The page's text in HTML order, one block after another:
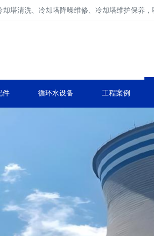
塔清洗、冷却塔降噪维修、冷却塔维护保养，
件 循环水设备 工程案例